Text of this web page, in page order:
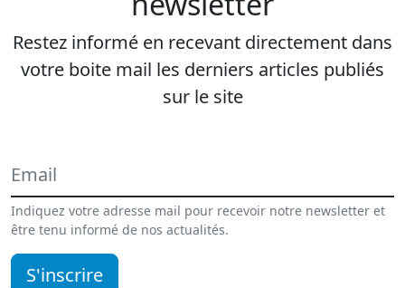
Restez informé en recevant directement dans
votre boite mail les derniers articles publiés
sur le site
Indiquez votre adresse mail pour recevoir notre newsletter et
être tenu informé de nos actualités.
S'inscrire